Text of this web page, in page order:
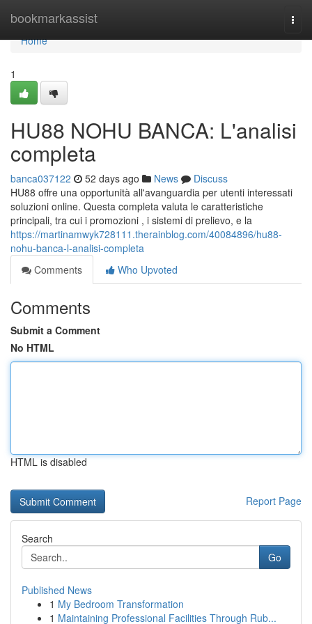
bookmarkassist
Home
Home
1
HU88 NOHU BANCA: L'analisi
completa
banca037122 52 days ago News
Discuss
HU88 offre una opportunità all'avanguardia per utenti interessati
soluzioni online. Questa completa valuta le caratteristiche
principali, tra cui i promozioni , i sistemi di prelievo, e la
https://martinamwyk728111.therainblog.com/40084896/hu88-
nohu-banca-l-analisi-completa
Comments
Who Upvoted
Comments
Submit a Comment
No HTML
HTML is disabled
Report Page
Search
Go
Published News
1 My Bedroom Transformation
1 Maintaining Professional Facilities Through Rub...